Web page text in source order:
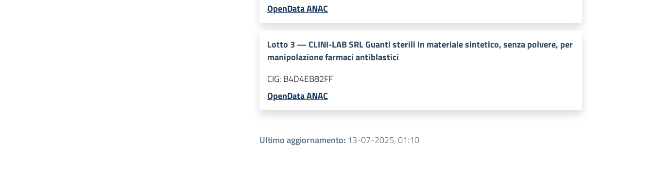
OpenData ANAC
Lotto 3 —CLINI-LAB SRL Guanti sterili in materiale sintetico, senza polvere, per
manipolazione farmaci antiblastici
CIG: B4D4EB82FF
OpenData ANAC
Ultimo aggiornamento: 13-07-2025, 01:10